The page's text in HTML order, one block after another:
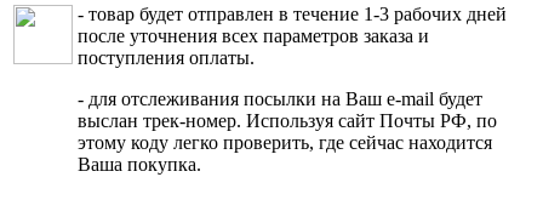
- товар будет отправлен в течение 1-3 рабочих дней
после уточнения всех параметров заказа и
поступления оплаты.
- для отслеживания посылки на Ваш e-mail будет
выслан трек-номер. Используя сайт Почты РФ, по
этому коду легко проверить, где сейчас находится
Ваша покупка.